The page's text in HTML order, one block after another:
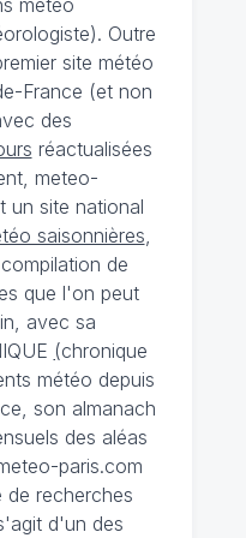
météo
Outre
site météo
France (et non
des
réactualisées
meteo-
un site national
saisonnières,
de
que l'on peut
avec sa
(chronique
météo depuis
son almanach
des aléas
paris.com
de recherches
d'un des